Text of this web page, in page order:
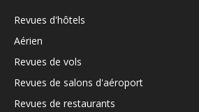
Revues d'hôtels
Aérien
Revues de vols
Revues de salons d'aéroport
Revues de restaurants